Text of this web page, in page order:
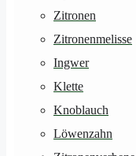
Zitronen
Zitronenmelisse
Ingwer
Klette
Knoblauch
Löwenzahn